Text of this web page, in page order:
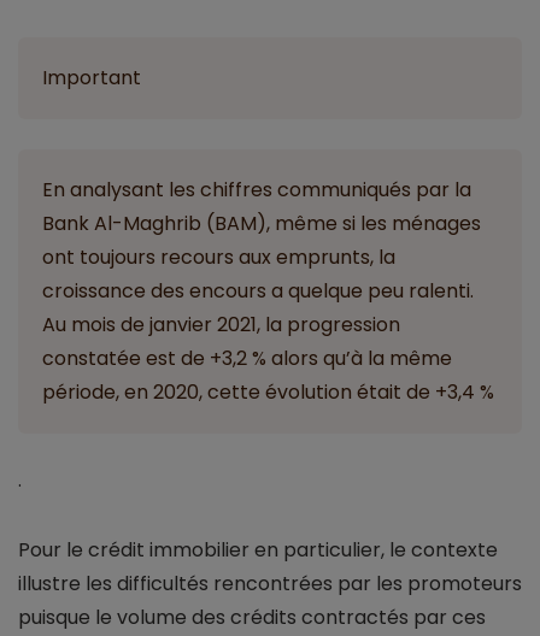
Important
En analysant les chiffres communiqués par la
Bank Al-Maghrib (BAM), même si les ménages
ont toujours recours aux emprunts, la
croissance des encours a quelque peu ralenti.
Au mois de janvier 2021, la progression
constatée est de +3,2 % alors qu’à la même
période, en 2020, cette évolution était de +3,4 %
.
Pour le crédit immobilier en particulier, le contexte
illustre les difficultés rencontrées par les promoteurs
puisque le volume des crédits contractés par ces